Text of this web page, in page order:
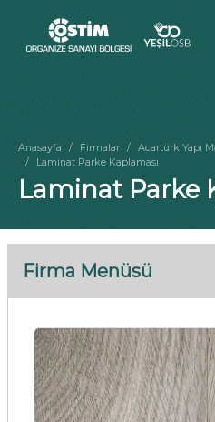
Anasayfa Firmalar Acartürk Yapı
Laminat Parke Kaplaması
Laminat Parke
Firma Menüsü